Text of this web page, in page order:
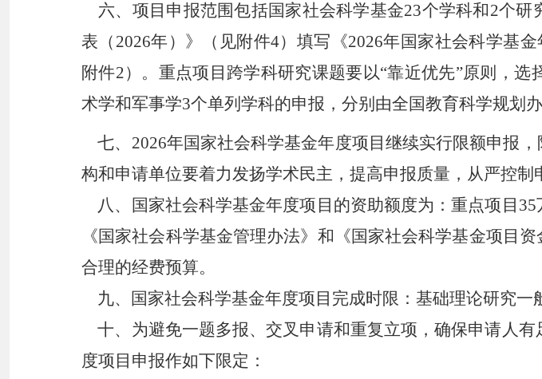
六、 项目申报范围包括国家社会科学基金23个学科和2个研
表（ 2026年）》（见附件4）填写《2026年国家社会科学基金
附件2）。重点项目跨学科研究课题要以“靠近优先”原则，
术学和军事学3个单列学科的申报，分别由全国教育科学规划
七、 2026年国家社会科学基金年度项目继续实行限额申报
构和申请单位要着力发扬学术民主，提高申报质量，从严控制
八、
国家社会科学基金年度项目的资助额度为：重点项目 35
《国家社会科学基金管理办法》和《国家社会科学基金项目
合理的经费预算。
九、国家社会科学基金年度项目完成时限：基础理论研究一
十、为避免一题多报、交叉申请和重复立项，确保申请人有
度项目申报作如下限定：